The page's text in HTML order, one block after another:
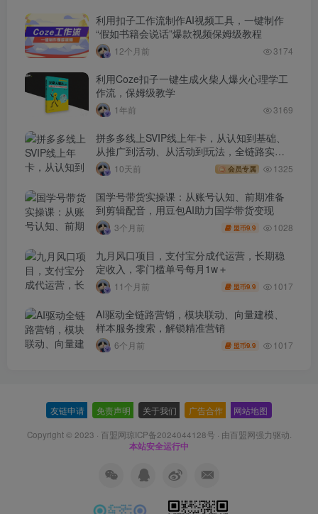
利用扣子工作流制作AI视频工具，一键制作
“假如书籍会说话”爆款视频保姆级教程
12个月前 3174
利用Coze扣子一键生成火柴人爆火心理学工
作流，保姆级教学
1年前 3169
拼多多线上SVIP线上年卡，从认知到基础、
从推广到活动、从活动到玩法，全链路实战
(260730)
10天前 会员专属 1325
国学号带货实操课：从账号认知、前期准备
到剪辑配音，用豆包AI助力国学带货变现
3个月前 盟币9.9 1028
九月风口项目，支付宝分成代运营，长期稳
定收入，零门槛单号每月1w＋
11个月前 盟币9.9 1017
AI驱动全链路营销，模块联动、向量建模、
样本服务搜索，解锁精准营销
6个月前 盟币9.9 1017
友链申请 免责声明 关于我们 广告合作 网站地图
Copyright © 2023 · 百盟网琼ICP备2024044128号 · 由百盟网强力驱动.
本站安全运行中